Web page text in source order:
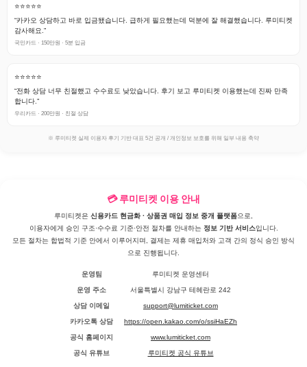
⭐⭐⭐⭐⭐
“카카오 상담하고 바로 입금됐습니다. 급하게 필요했는데 덕분에 잘 해결했습니다. 루미티켓
감사해요.”
국민카드 · 150만원 · 5분 입금
⭐⭐⭐⭐⭐
“전화 상담 너무 친절했고 수수료도 낮았습니다. 후기 보고 루미티켓 이용했는데 진짜 만족
합니다.”
우리카드 · 200만원 · 친절 상담
※ 루미티켓 실제 이용자 후기 기반 대표 5건 공개 / 개인정보 보호를 위해 일부 내용 축약
💳 루미티켓 이용 안내
루미티켓은 신용카드 현금화 · 상품권 매입 정보 중개 플랫폼으로,
이용자에게 승인 구조·수수료 기준·안전 절차를 안내하는 정보 기반 서비스입니다.
모든 절차는 합법적 기준 안에서 이루어지며, 결제는 제휴 매입처와 고객 간의 정식 승인 방식
으로 진행됩니다.
운영팀 루미티켓 운영센터
운영 주소 서울특별시 강남구 테헤란로 242
상담 이메일 support@lumiticket.com
카카오톡 상담 https://open.kakao.com/o/ssiHaEZh
공식 홈페이지 www.lumiticket.com
공식 유튜브 루미티켓 공식 유튜브